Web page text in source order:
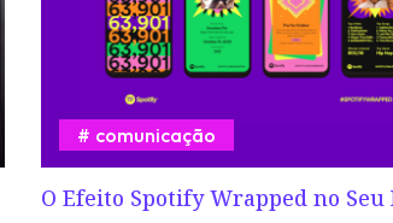
O Efeito Spotify Wrapped no Seu
comunicação